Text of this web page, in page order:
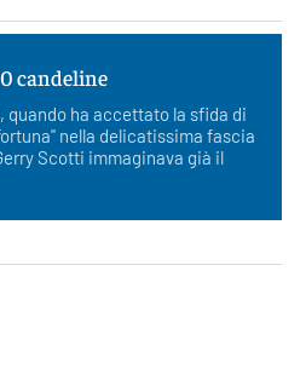
candeline
quando ha accettato la sfida di
nella delicatissima fascia
Scotti immaginava già il